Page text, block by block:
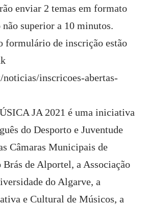
enviar 2 temas em formato
superior a 10 minutos.
formulário de inscrição estão
inscricoes-abertas-
JA 2021 é uma iniciativa
do Desporto e Juventude
Câmaras Municipais de
Brás de Alportel, a Associação
do Algarve, a
e Cultural de Músicos, a